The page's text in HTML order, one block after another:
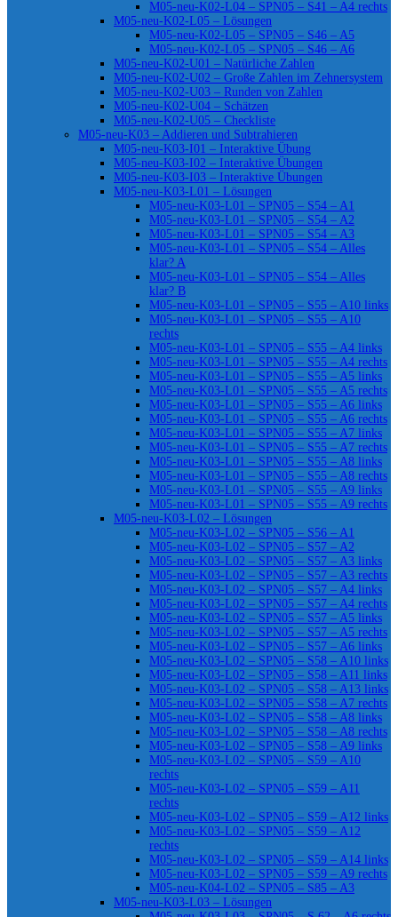
M05-neu-K02-L04 – SPN05 – S41 – A4 rechts
M05-neu-K02-L05 – Lösungen
M05-neu-K02-L05 – SPN05 – S46 – A5
M05-neu-K02-L05 – SPN05 – S46 – A6
M05-neu-K02-U01 – Natürliche Zahlen
M05-neu-K02-U02 – Große Zahlen im Zehnersystem
M05-neu-K02-U03 – Runden von Zahlen
M05-neu-K02-U04 – Schätzen
M05-neu-K02-U05 – Checkliste
M05-neu-K03 – Addieren und Subtrahieren
M05-neu-K03-I01 – Interaktive Übung
M05-neu-K03-I02 – Interaktive Übungen
M05-neu-K03-I03 – Interaktive Übungen
M05-neu-K03-L01 – Lösungen
M05-neu-K03-L01 – SPN05 – S54 – A1
M05-neu-K03-L01 – SPN05 – S54 – A2
M05-neu-K03-L01 – SPN05 – S54 – A3
M05-neu-K03-L01 – SPN05 – S54 – Alles
klar? A
M05-neu-K03-L01 – SPN05 – S54 – Alles
klar? B
M05-neu-K03-L01 – SPN05 – S55 – A10 links
M05-neu-K03-L01 – SPN05 – S55 – A10
rechts
M05-neu-K03-L01 – SPN05 – S55 – A4 links
M05-neu-K03-L01 – SPN05 – S55 – A4 rechts
M05-neu-K03-L01 – SPN05 – S55 – A5 links
M05-neu-K03-L01 – SPN05 – S55 – A5 rechts
M05-neu-K03-L01 – SPN05 – S55 – A6 links
M05-neu-K03-L01 – SPN05 – S55 – A6 rechts
M05-neu-K03-L01 – SPN05 – S55 – A7 links
M05-neu-K03-L01 – SPN05 – S55 – A7 rechts
M05-neu-K03-L01 – SPN05 – S55 – A8 links
M05-neu-K03-L01 – SPN05 – S55 – A8 rechts
M05-neu-K03-L01 – SPN05 – S55 – A9 links
M05-neu-K03-L01 – SPN05 – S55 – A9 rechts
M05-neu-K03-L02 – Lösungen
M05-neu-K03-L02 – SPN05 – S56 – A1
M05-neu-K03-L02 – SPN05 – S57 – A2
M05-neu-K03-L02 – SPN05 – S57 – A3 links
M05-neu-K03-L02 – SPN05 – S57 – A3 rechts
M05-neu-K03-L02 – SPN05 – S57 – A4 links
M05-neu-K03-L02 – SPN05 – S57 – A4 rechts
M05-neu-K03-L02 – SPN05 – S57 – A5 links
M05-neu-K03-L02 – SPN05 – S57 – A5 rechts
M05-neu-K03-L02 – SPN05 – S57 – A6 links
M05-neu-K03-L02 – SPN05 – S58 – A10 links
M05-neu-K03-L02 – SPN05 – S58 – A11 links
M05-neu-K03-L02 – SPN05 – S58 – A13 links
M05-neu-K03-L02 – SPN05 – S58 – A7 rechts
M05-neu-K03-L02 – SPN05 – S58 – A8 links
M05-neu-K03-L02 – SPN05 – S58 – A8 rechts
M05-neu-K03-L02 – SPN05 – S58 – A9 links
M05-neu-K03-L02 – SPN05 – S59 – A10
rechts
M05-neu-K03-L02 – SPN05 – S59 – A11
rechts
M05-neu-K03-L02 – SPN05 – S59 – A12 links
M05-neu-K03-L02 – SPN05 – S59 – A12
rechts
M05-neu-K03-L02 – SPN05 – S59 – A14 links
M05-neu-K03-L02 – SPN05 – S59 – A9 rechts
M05-neu-K04-L02 – SPN05 – S85 – A3
M05-neu-K03-L03 – Lösungen